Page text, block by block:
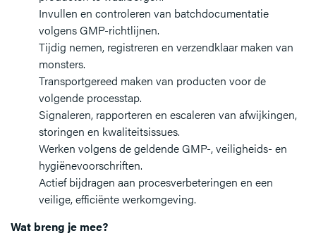
Invullen en controleren van batchdocumentatie
volgens GMP-richtlijnen.
Tijdig nemen, registreren en verzendklaar maken van
monsters.
Transportgereed maken van producten voor de
volgende processtap.
Signaleren, rapporteren en escaleren van afwijkingen,
storingen en kwaliteitsissues.
Werken volgens de geldende GMP-, veiligheids- en
hygiënevoorschriften.
Actief bijdragen aan procesverbeteringen en een
veilige, efficiënte werkomgeving.
Wat breng je mee?